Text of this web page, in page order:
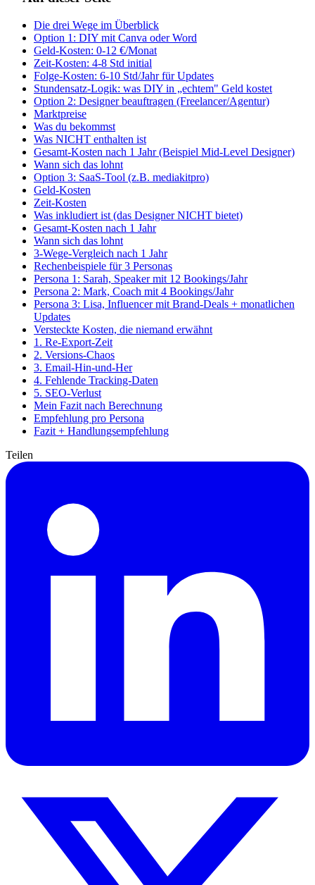
Die drei Wege im Überblick
Option 1: DIY mit Canva oder Word
Geld-Kosten: 0-12 €/Monat
Zeit-Kosten: 4-8 Std initial
Folge-Kosten: 6-10 Std/Jahr für Updates
Stundensatz-Logik: was DIY in „echtem" Geld kostet
Option 2: Designer beauftragen (Freelancer/Agentur)
Marktpreise
Was du bekommst
Was NICHT enthalten ist
Gesamt-Kosten nach 1 Jahr (Beispiel Mid-Level Designer)
Wann sich das lohnt
Option 3: SaaS-Tool (z.B. mediakitpro)
Geld-Kosten
Zeit-Kosten
Was inkludiert ist (das Designer NICHT bietet)
Gesamt-Kosten nach 1 Jahr
Wann sich das lohnt
3-Wege-Vergleich nach 1 Jahr
Rechenbeispiele für 3 Personas
Persona 1: Sarah, Speaker mit 12 Bookings/Jahr
Persona 2: Mark, Coach mit 4 Bookings/Jahr
Persona 3: Lisa, Influencer mit Brand-Deals + monatlichen
Updates
Versteckte Kosten, die niemand erwähnt
1. Re-Export-Zeit
2. Versions-Chaos
3. Email-Hin-und-Her
4. Fehlende Tracking-Daten
5. SEO-Verlust
Mein Fazit nach Berechnung
Empfehlung pro Persona
Fazit + Handlungsempfehlung
Teilen